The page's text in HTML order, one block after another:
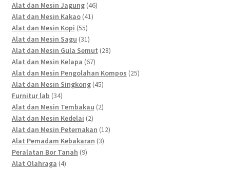
Alat dan Mesin Jagung 4646
Alat dan Mesin Kakao 4141
Alat dan Mesin Kopi 5555
products
Alat dan Mesin Sagu 3131
products
Alat dan Mesin Gula Semut 2828
Alat dan Mesin Kelapa 6767
products
Alat dan Mesin Pengolahan Kompos 2525
Alat dan Mesin Singkong 4545
Furnitur lab 3434
products
Alat dan Mesin Tembakau 22
Alat dan Mesin Kedelai 22
products
Alat dan Mesin Peternakan 1212
Alat Pemadam Kebakaran 33
Peralatan Bor Tanah 99
Alat Olahraga 44